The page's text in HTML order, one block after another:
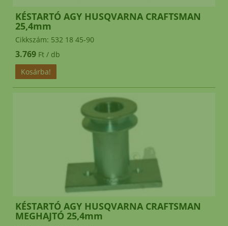
KÉSTARTÓ AGY HUSQVARNA CRAFTSMAN
25,4mm
Cikkszám: 532 18 45-90
3.769 Ft / db
KÉSTARTÓ AGY HUSQVARNA CRAFTSMAN
MEGHAJTÓ 25,4mm